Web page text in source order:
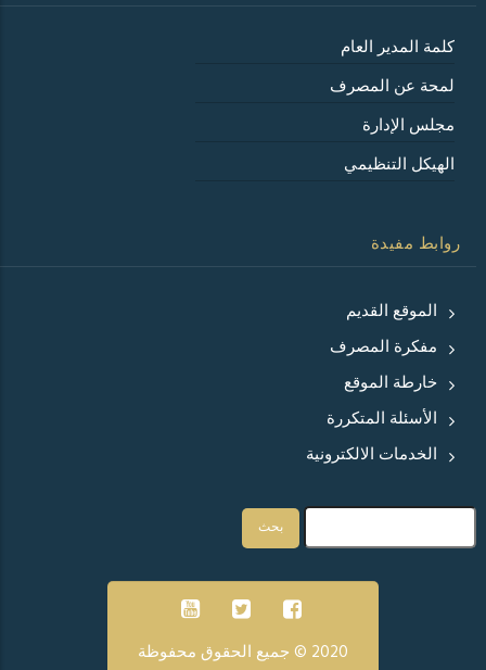
كلمة المدير العام
لمحة عن المصرف
مجلس الإدارة
الهيكل التنظيمي
روابط مفيدة
الموقع القديم
مفكرة المصرف
خارطة الموقع
الأسئلة المتكررة
الخدمات الالكترونية
2020 © جميع الحقوق محفوظة